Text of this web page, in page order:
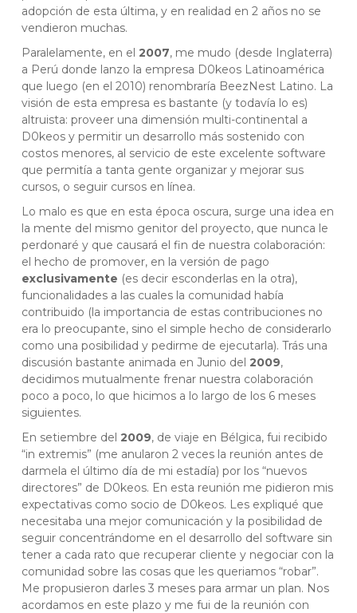
adopción de esta última, y en realidad en 2 años no se
vendieron muchas.
Paralelamente, en el 2007, me mudo (desde Inglaterra)
a Perú donde lanzo la empresa D0keos Latinoamérica
que luego (en el 2010) renombraría BeezNest Latino. La
visión de esta empresa es bastante (y todavía lo es)
altruista: proveer una dimensión multi-continental a
D0keos y permitir un desarrollo más sostenido con
costos menores, al servicio de este excelente software
que permitía a tanta gente organizar y mejorar sus
cursos, o seguir cursos en línea.
Lo malo es que en esta época oscura, surge una idea en
la mente del mismo genitor del proyecto, que nunca le
perdonaré y que causará el fin de nuestra colaboración:
el hecho de promover, en la versión de pago
exclusivamente (es decir esconderlas en la otra),
funcionalidades a las cuales la comunidad había
contribuido (la importancia de estas contribuciones no
era lo preocupante, sino el simple hecho de considerarlo
como una posibilidad y pedirme de ejecutarla). Trás una
discusión bastante animada en Junio del 2009,
decidimos mutualmente frenar nuestra colaboración
poco a poco, lo que hicimos a lo largo de los 6 meses
siguientes.
En setiembre del 2009, de viaje en Bélgica, fui recibido
“in extremis” (me anularon 2 veces la reunión antes de
darmela el último día de mi estadía) por los “nuevos
directores” de D0keos. En esta reunión me pidieron mis
expectativas como socio de D0keos. Les expliqué que
necesitaba una mejor comunicación y la posibilidad de
seguir concentrándome en el desarrollo del software sin
tener a cada rato que recuperar cliente y negociar con la
comunidad sobre las cosas que les queriamos “robar”.
Me propusieron darles 3 meses para armar un plan. Nos
acordamos en este plazo y me fui de la reunión con